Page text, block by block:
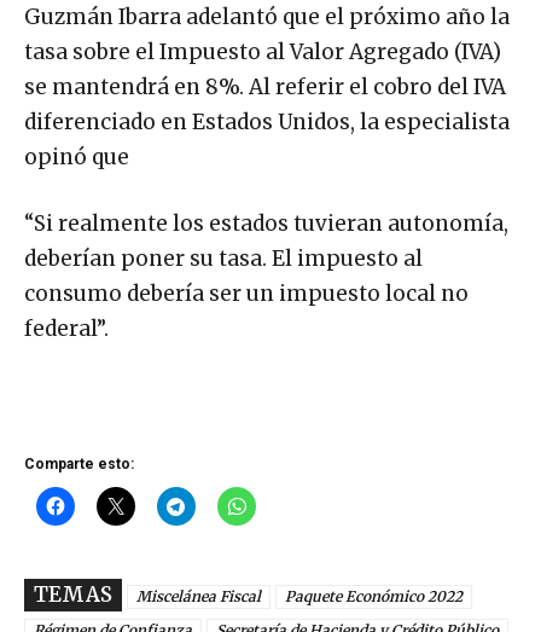
Guzmán Ibarra adelantó que el próximo año la
tasa sobre el Impuesto al Valor Agregado (IVA)
se mantendrá en 8%. Al referir el cobro del IVA
diferenciado en Estados Unidos, la especialista
opinó que
“Si realmente los estados tuvieran autonomía,
deberían poner su tasa. El impuesto al
consumo debería ser un impuesto local no
federal”.
Comparte esto:
TEMAS Miscelánea Fiscal
Paquete Económico 2022